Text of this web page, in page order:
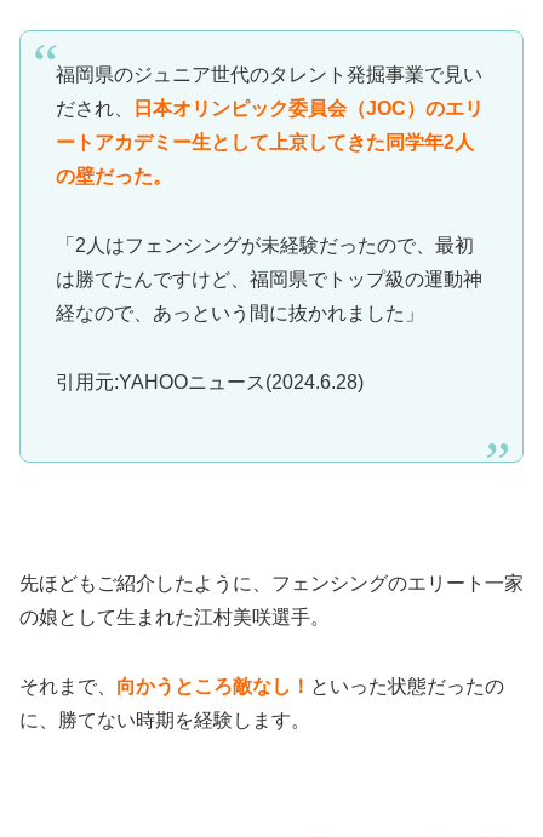
福岡県のジュニア世代のタレント発掘事業で見い
だされ、
日本オリンピック委員会（JOC）のエリ
ートアカデミー生として上京してきた同学年2人
の壁だった。
「2人はフェンシングが未経験だったので、最初
は勝てたんですけど、福岡県でトップ級の運動神
経なので、あっという間に抜かれました」
引用元:YAHOOニュース(2024.6.28)
先ほどもご紹介したように、フェンシングのエリート一家
の娘として生まれた江村美咲選手。
それまで、 向かうところ敵なし！ といった状態だったの
に、勝てない時期を経験します。